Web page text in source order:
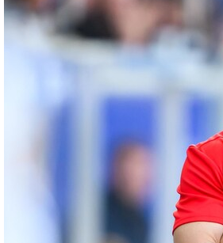
© Krone Multimedia GmbH & Co KG 2026
Muthgasse 2, 1190 Wien